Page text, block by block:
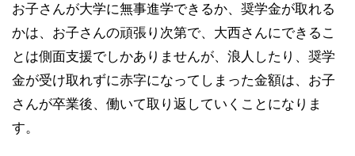
お子さんが大学に無事進学できるか、奨学金が取れる
かは、お子さんの頑張り次第で、大西さんにできるこ
とは側面支援でしかありませんが、浪人したり、奨学
金が受け取れずに赤字になってしまった金額は、お子
さんが卒業後、働いて取り返していくことになりま
す。